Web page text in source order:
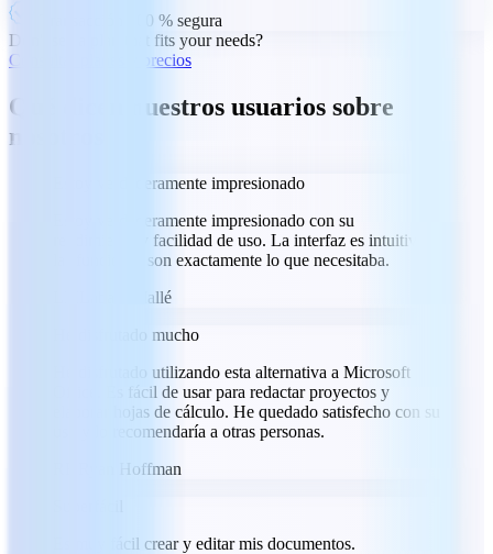
Transacción 100 % segura
Don't see a plan that fits your needs?
Consultar planes y precios
Qué dicen nuestros usuarios sobre
nosotros
Estoy verdaderamente impresionado
Estoy verdaderamente impresionado con su
rendimiento y facilidad de uso. La interfaz es intuitiva y
las funciones son exactamente lo que necesitaba.
Labass Mallé
He disfrutado mucho
He disfrutado utilizando esta alternativa a Microsoft
Office. Es fácil de usar para redactar proyectos y
elaborar hojas de cálculo. He quedado satisfecho con su
uso y lo recomendaría a otras personas.
Ryan Hoffman
Es muy fácil crear y editar mis documentos.